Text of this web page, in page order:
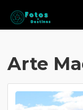
Arte